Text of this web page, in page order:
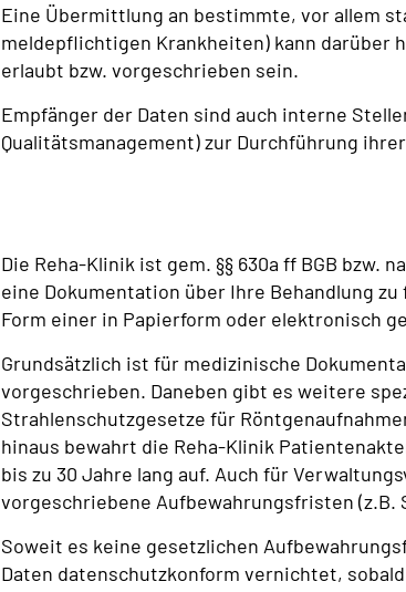
Eine Übermittlung an bestimmte, vor allem
meldepflichtigen Krankheiten) kann darüber
erlaubt bzw. vorgeschrieben sein.
Empfänger der Daten sind auch interne
Qualitätsmanagement) zur Durchführung
Die Reha-Klinik ist gem. §§ 630a ff BGB
eine Dokumentation über Ihre Behandlung
Form einer in Papierform oder elektronisch
Grundsätzlich ist für medizinische
vorgeschrieben. Daneben gibt es weitere
Strahlenschutzgesetze für
hinaus bewahrt die Reha-Klinik
bis zu 30 Jahre lang auf. Auch für
vorgeschriebene Aufbewahrungsfristen (z.B.
Soweit es keine gesetzlichen
Daten datenschutzkonform vernichtet,